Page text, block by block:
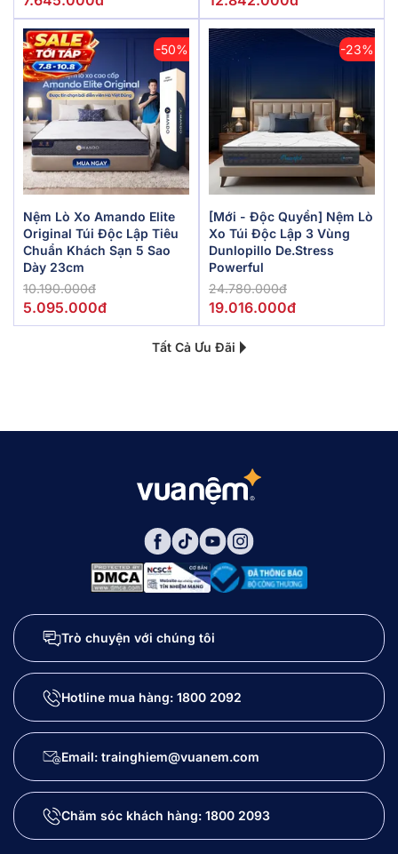
-50%
Nệm Lò Xo Amando Elite
Original Túi Độc Lập Tiêu
Chuẩn Khách Sạn 5 Sao
Dày 23cm
10.190.000đ
5.095.000đ
-23%
[Mới - Độc Quyền] Nệm Lò
Xo Túi Độc Lập 3 Vùng
Dunlopillo De.Stress
Powerful
24.780.000đ
19.016.000đ
Tất Cả Ưu Đãi
Trò chuyện với chúng tôi
Hotline mua hàng: 1800 2092
Email: trainghiem@vuanem.com
Chăm sóc khách hàng: 1800 2093